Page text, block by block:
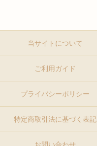
当サイトについて
ご利用ガイド
プライバシーポリシー
特定商取引法に基づく表記